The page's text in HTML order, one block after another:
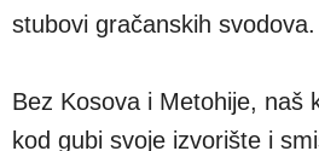
stubovi gračanskih svodova.
Bez Kosova i Metohije, naš
kod gubi svoje izvorište i